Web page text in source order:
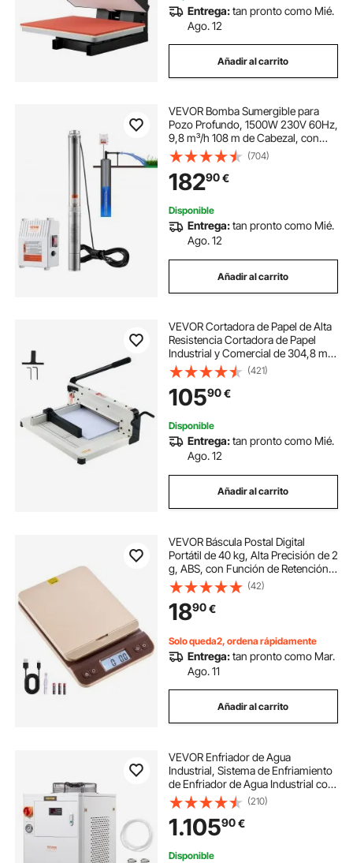
Entrega:tan pronto como Mié.
Ago. 12
Añadir al carrito
VEVOR Bomba Sumergible para
Pozo Profundo, 1500W 230V 60Hz,
9,8 m³/h 108 m de Cabezal, con
Cable de 19,4 m y Caja de Control
Externa, Bombas de Agua de Acero
Inoxidable para Uso Industrial,
Riego y Doméstico, IP68 a Prueba
de Agua
(704)
18290€
Disponible
Entrega:tan pronto como Mié.
Ago. 12
Añadir al carrito
VEVOR Cortadora de Papel de Alta
Resistencia Cortadora de Papel
Industrial y Comercial de 304,8 mm
para Papel A4, Capacidad para 400
Hojas Cortadora de Papel Apilado
para Oficina, Escuela, Blanco
(421)
10590€
Disponible
Entrega:tan pronto como Mié.
Ago. 12
Añadir al carrito
VEVOR Báscula Postal Digital
Portátil de 40 kg, Alta Precisión de 2
g, ABS, con Función de Retención
de Tara, Apagado Automático,
Calibración, Soporte Plegable, para
Envíos de Cartas y Paquetes
(42)
1890€
Solo queda2, ordena rápidamente
Entrega:tan pronto como Mar.
Ago. 11
Añadir al carrito
VEVOR Enfriador de Agua
Industrial, Sistema de Enfriamiento
de Enfriador de Agua Industrial con
Compresor Capacidad del Tanque
de Agua de 15 L, 65 L/min Tasa de
Flujo Máximo, Máquina de
Enfriamiento
(210)
1.10590€
Disponible